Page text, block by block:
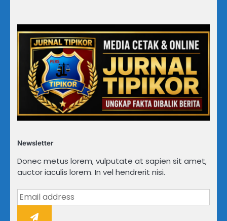
Newsletter
Donec metus lorem, vulputate at sapien sit amet,
auctor iaculis lorem. In vel hendrerit nisi.